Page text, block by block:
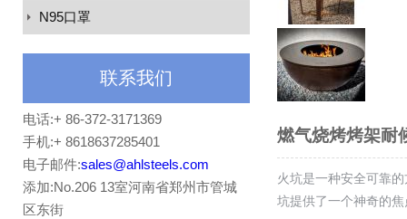
N95口罩
联系我们
电话:+ 86-372-3171369
手机:+ 8618637285401
电子邮件:sales@ahlsteels.com
添加:No.206 13室河南省郑州市管城
区东街
燃气烧烤烤架耐
火坑是一种安全可靠
坑提供了一个神奇的